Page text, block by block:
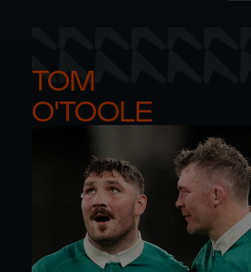
TOM
O'TOOLE